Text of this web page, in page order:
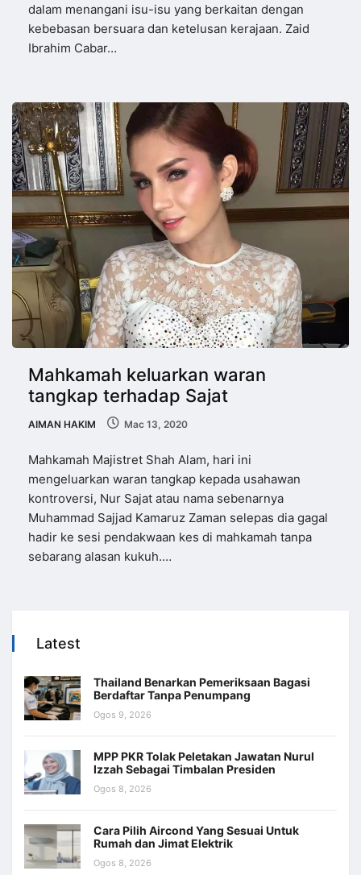
dalam menangani isu-isu yang berkaitan dengan
kebebasan bersuara dan ketelusan kerajaan. Zaid
Ibrahim Cabar…
Mahkamah keluarkan waran
tangkap terhadap Sajat
AIMAN HAKIM Mac 13, 2020
Mahkamah Majistret Shah Alam, hari ini
mengeluarkan waran tangkap kepada usahawan
kontroversi, Nur Sajat atau nama sebenarnya
Muhammad Sajjad Kamaruz Zaman selepas dia gagal
hadir ke sesi pendakwaan kes di mahkamah tanpa
sebarang alasan kukuh.…
Latest
Thailand Benarkan Pemeriksaan Bagasi
Berdaftar Tanpa Penumpang
Ogos 9, 2026
MPP PKR Tolak Peletakan Jawatan Nurul
Izzah Sebagai Timbalan Presiden
Ogos 8, 2026
Cara Pilih Aircond Yang Sesuai Untuk
Rumah dan Jimat Elektrik
Ogos 8, 2026